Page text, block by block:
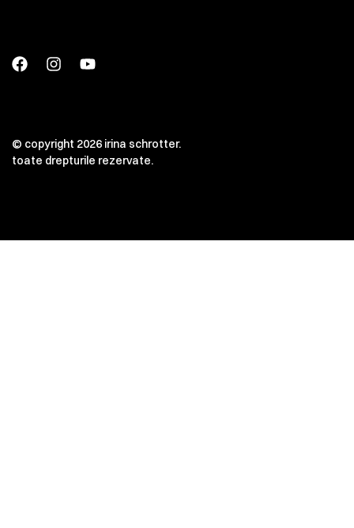
© copyright 2026 irina schrotter.
toate drepturile rezervate.